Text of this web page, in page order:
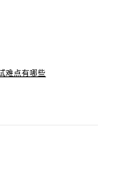
难点有哪些